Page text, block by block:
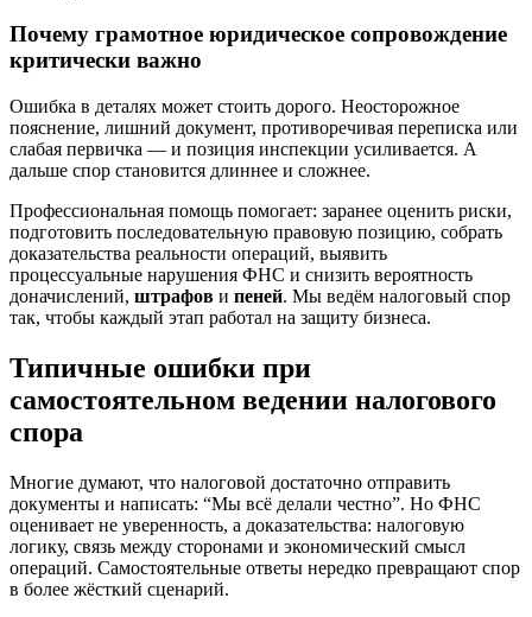
Почему грамотное юридическое сопровождение
критически важно
Ошибка в деталях может стоить дорого. Неосторожное
пояснение, лишний документ, противоречивая переписка или
слабая первичка — и позиция инспекции усиливается. А
дальше спор становится длиннее и сложнее.
Профессиональная помощь помогает: заранее оценить риски,
подготовить последовательную правовую позицию, собрать
доказательства реальности операций, выявить
процессуальные нарушения ФНС и снизить вероятность
доначислений, штрафов и пеней. Мы ведём налоговый спор
так, чтобы каждый этап работал на защиту бизнеса.
Типичные ошибки при
самостоятельном ведении налогового
спора
Многие думают, что налоговой достаточно отправить
документы и написать: “Мы всё делали честно”. Но ФНС
оценивает не уверенность, а доказательства: налоговую
логику, связь между сторонами и экономический смысл
операций. Самостоятельные ответы нередко превращают спор
в более жёсткий сценарий.